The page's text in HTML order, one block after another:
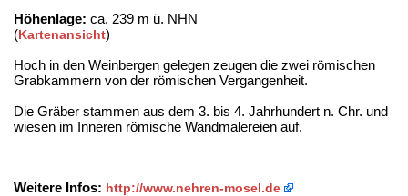
Höhenlage: ca. 239 m ü. NHN
(Kartenansicht)
Hoch in den Weinbergen gelegen zeugen die zwei römischen
Grabkammern von der römischen Vergangenheit.
Die Gräber stammen aus dem 3. bis 4. Jahrhundert n. Chr. und
wiesen im Inneren römische Wandmalereien auf.
Weitere Infos: http://www.nehren-mosel.de